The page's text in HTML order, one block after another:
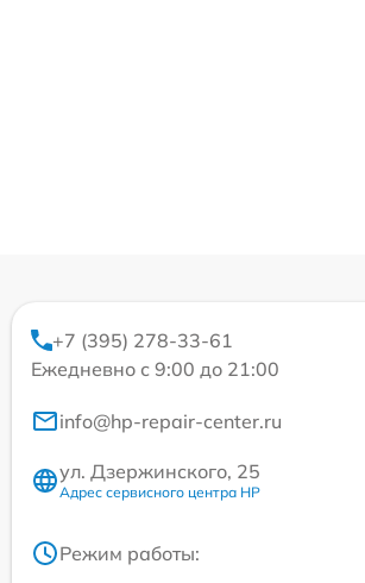
+7 (395) 278-33-61
Ежедневно с 9:00 до 21:00
info@hp-repair-center.ru
ул. Дзержинского, 25
Адрес сервисного центра HP
Режим работы: